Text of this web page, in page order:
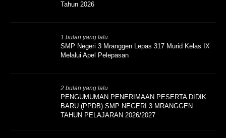
Tahun 2026
1 bulan yang lalu
SMP Negeri 3 Mranggen Lepas 317 Murid Kelas IX
Melalui Apel Pelepasan
2 bulan yang lalu
PENGUMUMAN PENERIMAAN PESERTA DIDIK
BARU (PPDB) SMP NEGERI 3 MRANGGEN
TAHUN PELAJARAN 2026/2027